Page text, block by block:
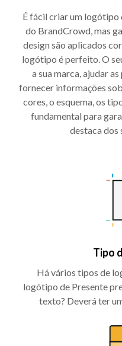
É fácil criar um
do BrandCrowd, mas
design são aplicados
logótipo é perfeito. O
a sua marca, ajudar
fornecer informações
cores, o esquema, os
fundamental para
destaca dos
Tipo
Há vários tipos de
logótipo de Presente
texto? Deverá ter